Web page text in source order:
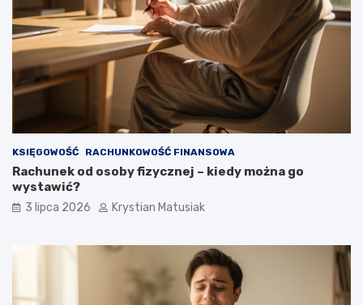
KSIĘGOWOŚĆ RACHUNKOWOŚĆ FINANSOWA
Rachunek od osoby fizycznej – kiedy można go
wystawić?
3 lipca 2026 Krystian Matusiak